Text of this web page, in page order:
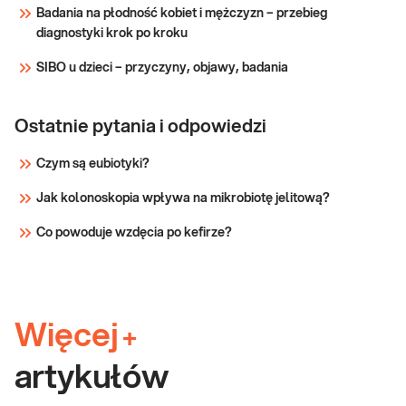
Badania na płodność kobiet i mężczyzn – przebieg
diagnostyki krok po kroku
SIBO u dzieci – przyczyny, objawy, badania
Ostatnie pytania i odpowiedzi
Czym są eubiotyki?
Jak kolonoskopia wpływa na mikrobiotę jelitową?
Co powoduje wzdęcia po kefirze?
Więcej +
artykułów